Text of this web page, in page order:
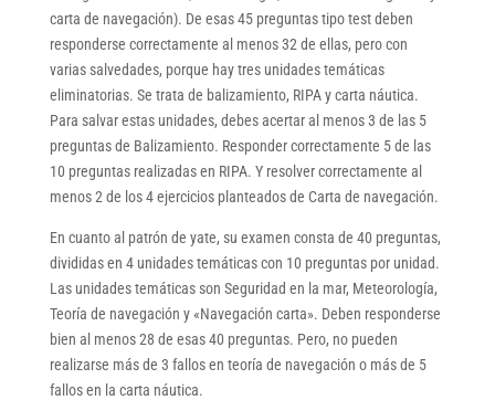
carta de navegación). De esas 45 preguntas tipo test deben
responderse correctamente al menos 32 de ellas, pero con
varias salvedades, porque hay tres unidades temáticas
eliminatorias. Se trata de balizamiento, RIPA y carta náutica.
Para salvar estas unidades, debes acertar al menos 3 de las 5
preguntas de Balizamiento. Responder correctamente 5 de las
10 preguntas realizadas en RIPA. Y resolver correctamente al
menos 2 de los 4 ejercicios planteados de Carta de navegación.
En cuanto al patrón de yate, su examen consta de 40 preguntas,
divididas en 4 unidades temáticas con 10 preguntas por unidad.
Las unidades temáticas son Seguridad en la mar, Meteorología,
Teoría de navegación y «Navegación carta». Deben responderse
bien al menos 28 de esas 40 preguntas. Pero, no pueden
realizarse más de 3 fallos en teoría de navegación o más de 5
fallos en la carta náutica.